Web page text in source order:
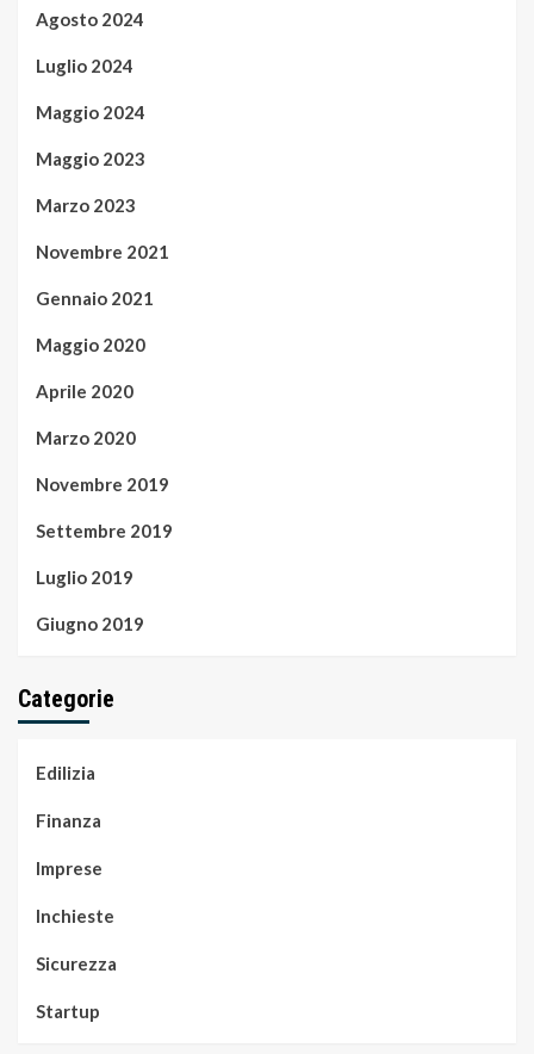
Agosto 2024
Luglio 2024
Maggio 2024
Maggio 2023
Marzo 2023
Novembre 2021
Gennaio 2021
Maggio 2020
Aprile 2020
Marzo 2020
Novembre 2019
Settembre 2019
Luglio 2019
Giugno 2019
Categorie
Edilizia
Finanza
Imprese
Inchieste
Sicurezza
Startup